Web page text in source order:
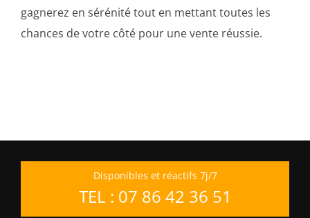
gagnerez en sérénité tout en mettant toutes les
chances de votre côté pour une vente réussie.
Disponibles et réactifs 7j/7
TEL : 07 86 42 36 51